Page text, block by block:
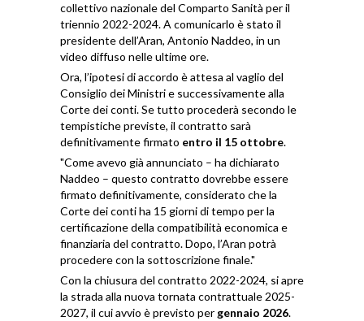
collettivo nazionale del Comparto Sanità per il
triennio 2022-2024. A comunicarlo è stato il
presidente dell’Aran, Antonio Naddeo, in un
video diffuso nelle ultime ore.
Ora, l’ipotesi di accordo è attesa al vaglio del
Consiglio dei Ministri e successivamente alla
Corte dei conti. Se tutto procederà secondo le
tempistiche previste, il contratto sarà
definitivamente firmato entro il 15 ottobre.
"Come avevo già annunciato – ha dichiarato
Naddeo – questo contratto dovrebbe essere
firmato definitivamente, considerato che la
Corte dei conti ha 15 giorni di tempo per la
certificazione della compatibilità economica e
finanziaria del contratto. Dopo, l’Aran potrà
procedere con la sottoscrizione finale."
Con la chiusura del contratto 2022-2024, si apre
la strada alla nuova tornata contrattuale 2025-
2027, il cui avvio è previsto pergennaio 2026.